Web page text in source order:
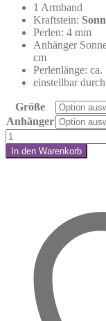
1 Armband
Kraftstein:
Perlen: 4 mm
Anhänger
cm
Perlenlänge:
einstellbar
Größe
Anhänger
Sonnenstein
-
Energie
In den Warenkorb